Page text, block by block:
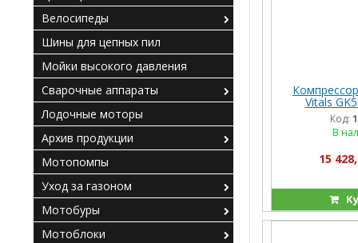
Vitals
Код:
В
15
Велосипеды
Шины для цепных пил
Мойки высокого давления
Сварочные аппараты
Лодочные моторы
Архив продукции
Мотопомпы
Уход за газоном
Мотобуры
Мотоблоки